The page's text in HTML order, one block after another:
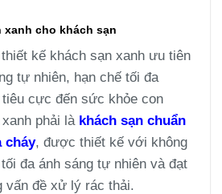
cho khách sạn
kế khách sạn xanh ưu tiên
tự nhiên, hạn chế tối đa
cực đến sức khỏe con
phải là khách sạn chuẩn
cháy, được thiết kế với không
đa ánh sáng tự nhiên và đạt
vấn đề xử lý rác thải.